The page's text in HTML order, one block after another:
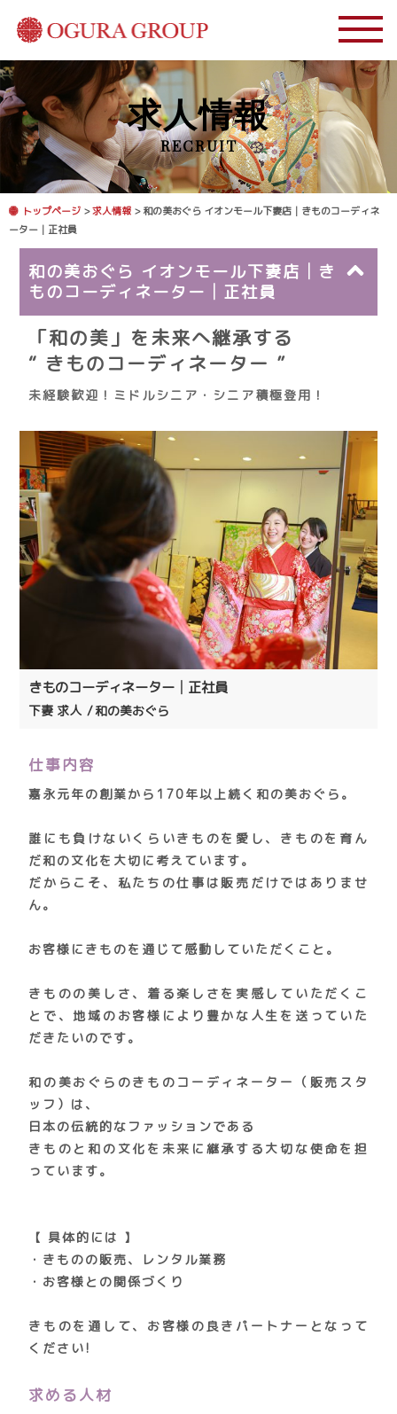
求人情報
RECRUIT
トップページ >求人情報 > 和の美おぐら イオンモール下妻店│きものコーディネ
ーター│正社員
和の美おぐら イオンモール下妻店│き
ものコーディネーター│正社員
「和の美」を未来へ継承する
“ きものコーディネーター ”
未経験歓迎！ミドルシニア・シニア積極登用！
きものコーディネーター│正社員
下妻 求人 和の美おぐら
仕事内容
嘉永元年の創業から170年以上続く和の美おぐら。
誰にも負けないくらいきものを愛し、きものを育ん
だ和の文化を大切に考えています。
だからこそ、私たちの仕事は販売だけではありませ
ん。
お客様にきものを通じて感動していただくこと 。
きものの美しさ、着る楽しさを実感していただくこ
とで、地域のお客様により豊かな人生を送っていた
だきたいのです。
和の美おぐらのきものコーディネーター（販売スタ
ッフ）は、
日本の伝統的なファッションである
きものと和の文化を未来に継承する大切な使命を担
っています。
【 具体的には 】
・きものの販売、レンタル業務
・お客様との関係づくり
きものを通して、お客様の良きパートナーとなって
ください!
求める人材